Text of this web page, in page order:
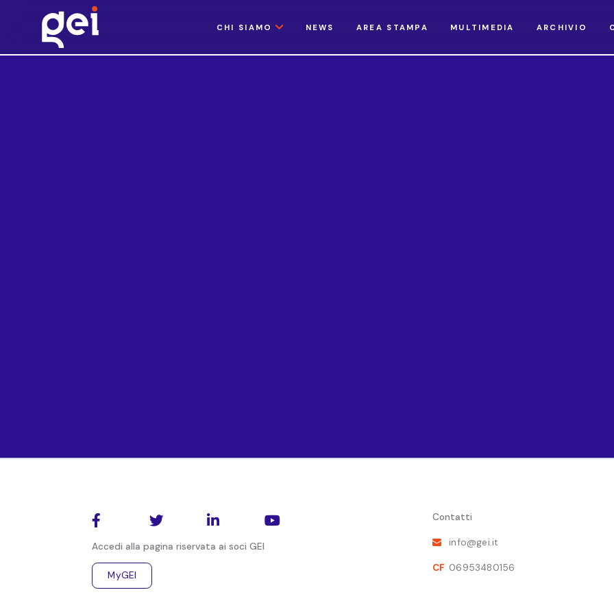
CHI SIAMO NEWS AREA STAMPA MULTIMEDIA ARCHIVIO
L’altra faccia dell’emigrazione: il migrante come attore di
13 maggio 2019 | Camera dei Deputati
   
Accedi alla pagina riservata ai soci GEI
MyGEI
Contatti
info@gei.it
CF 06953480156